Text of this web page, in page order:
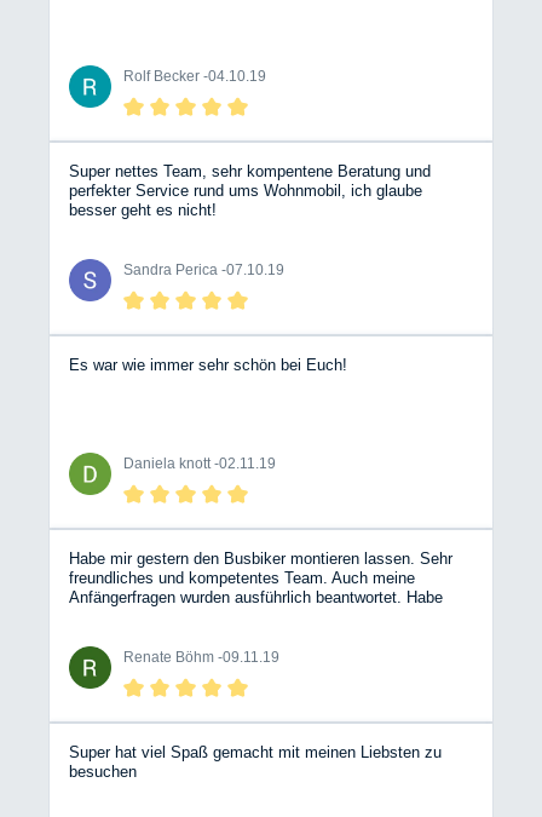
Rolf Becker -04.10.19
Super nettes Team, sehr kompentene Beratung und
perfekter Service rund ums Wohnmobil, ich glaube
besser geht es nicht!
Sandra Perica -07.10.19
Es war wie immer sehr schön bei Euch!
Daniela knott -02.11.19
Habe mir gestern den Busbiker montieren lassen. Sehr
freundliches und kompetentes Team. Auch meine
Anfängerfragen wurden ausführlich beantwortet. Habe
Renate Böhm -09.11.19
Super hat viel Spaß gemacht mit meinen Liebsten zu
besuchen